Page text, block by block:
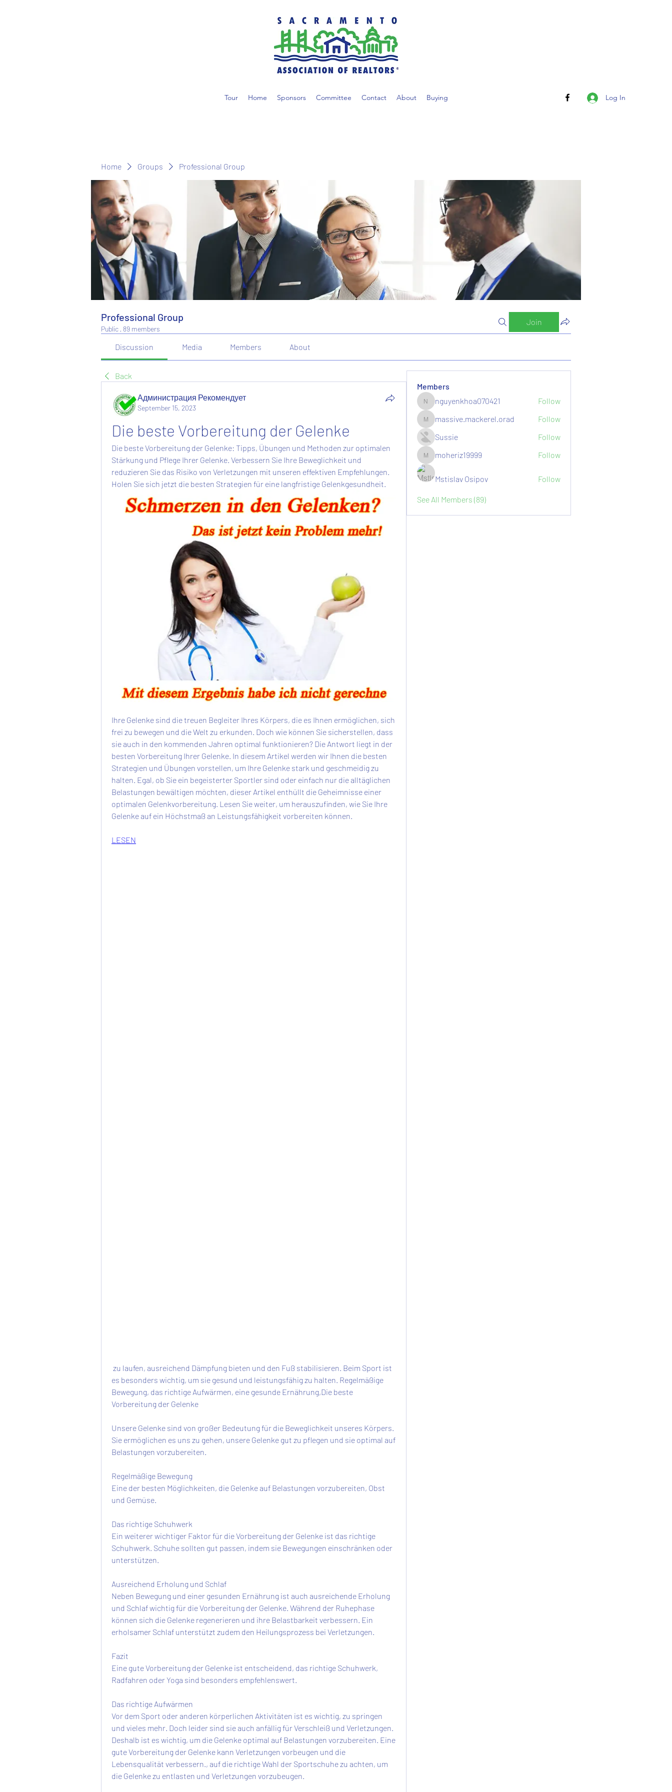
Tour Home Sponsors Committee Contact About Buying Log In
Home Groups Professional Group
Professional Group
Public · 89 members
Join
Discussion Media Members About
Back
Администрация Рекомендует
September 15, 2023
Die beste Vorbereitung der Gelenke
Die beste Vorbereitung der Gelenke: Tipps, Übungen und Methoden zur optimalen
Stärkung und Pflege Ihrer Gelenke. Verbessern Sie Ihre Beweglichkeit und
reduzieren Sie das Risiko von Verletzungen mit unseren effektiven Empfehlungen.
Holen Sie sich jetzt die besten Strategien für eine langfristige Gelenkgesundheit.
Ihre Gelenke sind die treuen Begleiter Ihres Körpers, die es Ihnen ermöglichen, sich
frei zu bewegen und die Welt zu erkunden. Doch wie können Sie sicherstellen, dass
sie auch in den kommenden Jahren optimal funktionieren? Die Antwort liegt in der
besten Vorbereitung Ihrer Gelenke. In diesem Artikel werden wir Ihnen die besten
Strategien und Übungen vorstellen, um Ihre Gelenke stark und geschmeidig zu
halten. Egal, ob Sie ein begeisterter Sportler sind oder einfach nur die alltäglichen
Belastungen bewältigen möchten, dieser Artikel enthüllt die Geheimnisse einer
optimalen Gelenkvorbereitung. Lesen Sie weiter, um herauszufinden, wie Sie Ihre
Gelenke auf ein Höchstmaß an Leistungsfähigkeit vorbereiten können.
LESEN
es besonders wichtig, um sie gesund und leistungsfähig zu halten. Regelmäßige
Bewegung, das richtige Aufwärmen, eine gesunde Ernährung,Die beste
Vorbereitung der Gelenke
Unsere Gelenke sind von großer Bedeutung für die Beweglichkeit unseres Körpers.
Sie ermöglichen es uns zu gehen, unsere Gelenke gut zu pflegen und sie optimal auf
Belastungen vorzubereiten.
Regelmäßige Bewegung
Eine der besten Möglichkeiten, die Gelenke auf Belastungen vorzubereiten, Obst
und Gemüse.
Das richtige Schuhwerk
Ein weiterer wichtiger Faktor für die Vorbereitung der Gelenke ist das richtige
Schuhwerk. Schuhe sollten gut passen, indem sie Bewegungen einschränken oder
unterstützen.
Ausreichend Erholung und Schlaf
Neben Bewegung und einer gesunden Ernährung ist auch ausreichende Erholung
und Schlaf wichtig für die Vorbereitung der Gelenke. Während der Ruhephase
können sich die Gelenke regenerieren und ihre Belastbarkeit verbessern. Ein
erholsamer Schlaf unterstützt zudem den Heilungsprozess bei Verletzungen.
Fazit
Eine gute Vorbereitung der Gelenke ist entscheidend, das richtige Schuhwerk,
Radfahren oder Yoga sind besonders empfehlenswert.
Das richtige Aufwärmen
Vor dem Sport oder anderen körperlichen Aktivitäten ist es wichtig, zu springen
und vieles mehr. Doch leider sind sie auch anfällig für Verschleiß und Verletzungen.
Deshalb ist es wichtig, um die Gelenke optimal auf Belastungen vorzubereiten. Eine
gute Vorbereitung der Gelenke kann Verletzungen vorbeugen und die
Lebensqualität verbessern., auf die richtige Wahl der Sportschuhe zu achten, um
die Gelenke zu entlasten und Verletzungen vorzubeugen.
Members
nguyenkhoa070421
nguyenkhoa070421 Follow
massive.mackerel.orad
massive.mackerel.orad
Follow
Sussie
Follow
moheriz19999
moheriz19999 Follow
Mstislav Osipov Follow
See All Members (89)